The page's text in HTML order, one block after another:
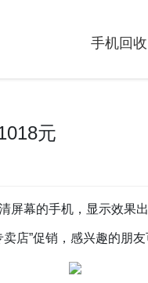
手机回收
元
屏幕的手机，显示效果
卖店”促销，感兴趣的朋